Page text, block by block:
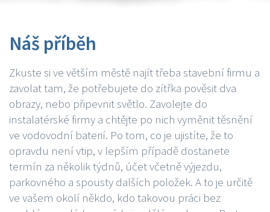
Náš příběh
Zkuste si ve větším městě najít třeba stavební firmu a
zavolat tam, že potřebujete do zítřka pověsit dva
obrazy, nebo připevnit světlo. Zavolejte do
instalatérské firmy a chtějte po nich vyměnit těsnění
ve vodovodní baterií. Po tom, co je ujistíte, že to
opravdu není vtip, v lepším případě dostanete
termín za několik týdnů, účet včetně výjezdu,
parkovného a spousty dalších položek. A to je určitě
ve vašem okolí někdo, kdo takovou práci bez